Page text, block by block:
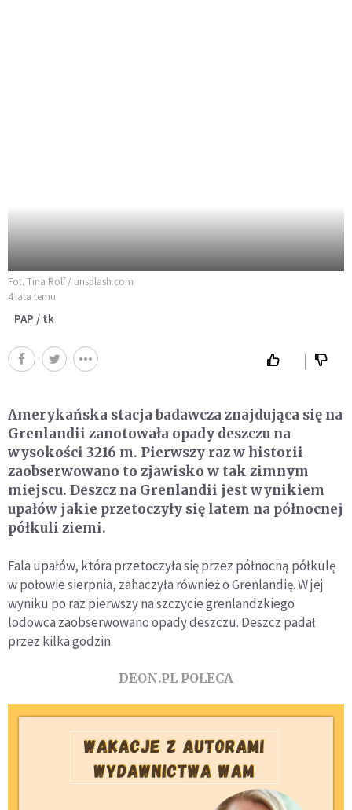
Fot. Tina Rolf / unsplash.com
4 lata temu
PAP / tk
Amerykańska stacja badawcza znajdująca się na
Grenlandii zanotowała opady deszczu na
wysokości 3216 m. Pierwszy raz w historii
zaobserwowano to zjawisko w tak zimnym
miejscu. Deszcz na Grenlandii jest wynikiem
upałów jakie przetoczyły się latem na północnej
półkuli ziemi.
Fala upałów, która przetoczyła się przez północną półkulę
w połowie sierpnia, zahaczyła również o Grenlandię. W jej
wyniku po raz pierwszy na szczycie grenlandzkiego
lodowca zaobserwowano opady deszczu. Deszcz padał
przez kilka godzin.
DEON.PL POLECA